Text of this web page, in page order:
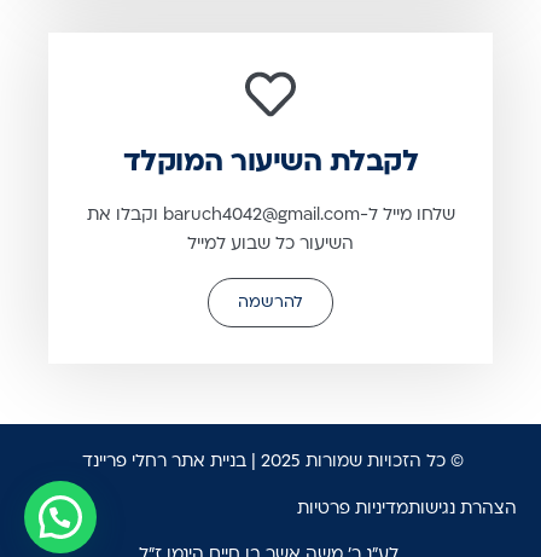
לקבלת השיעור המוקלד
שלחו מייל ל-baruch4042@gmail.com וקבלו את
השיעור כל שבוע למייל
להרשמה
© כל הזכויות שמורות 2025 | בניית אתר רחלי פריינד
הצהרת נגישותמדיניות פרטיות